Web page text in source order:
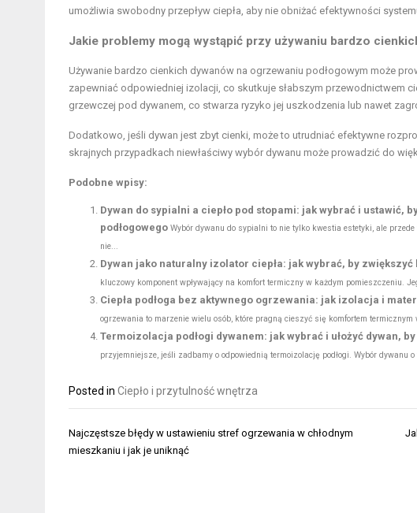
umożliwia swobodny przepływ ciepła, aby nie obniżać efektywności
Jakie problemy mogą wystąpić przy używaniu bardzo
Używanie bardzo cienkich dywanów na ogrzewaniu podłogowym może
zapewniać odpowiedniej izolacji, co skutkuje słabszym przewodnictwem
grzewczej pod dywanem, co stwarza ryzyko jej uszkodzenia lub nawet
Dodatkowo, jeśli dywan jest zbyt cienki, może to utrudniać efektywne
skrajnych przypadkach niewłaściwy wybór dywanu może prowadzić do
Podobne wpisy:
Dywan do sypialni a ciepło pod stopami: jak wybrać i
podłogowego Wybór dywanu do sypialni to nie tylko kwestia estetyki, ale
nie...
Dywan jako naturalny izolator ciepła: jak wybrać, by
kluczowy komponent wpływający na komfort termiczny w każdym pomieszczeniu.
Ciepła podłoga bez aktywnego ogrzewania: jak izolacja i
ogrzewania to marzenie wielu osób, które pragną cieszyć się komfortem
Termoizolacja podłogi dywanem: jak wybrać i ułożyć dywan,
przyjemniejsze, jeśli zadbamy o odpowiednią termoizolację podłogi. Wybór dywanu
Posted in Ciepło i przytulność wnętrza
Nawigacja
wpisu
Najczęstsze błędy w ustawieniu stref ogrzewania w chłodnym
mieszkaniu i jak je uniknąć